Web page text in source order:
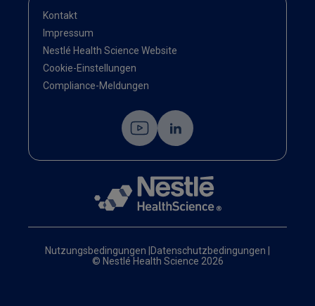
Kontakt
Impressum
Nestlé Health Science Website
Cookie-Einstellungen
Compliance-Meldungen
Nutzungsbedingungen Datenschutzbedingungen
© Nestlé Health Science 2026